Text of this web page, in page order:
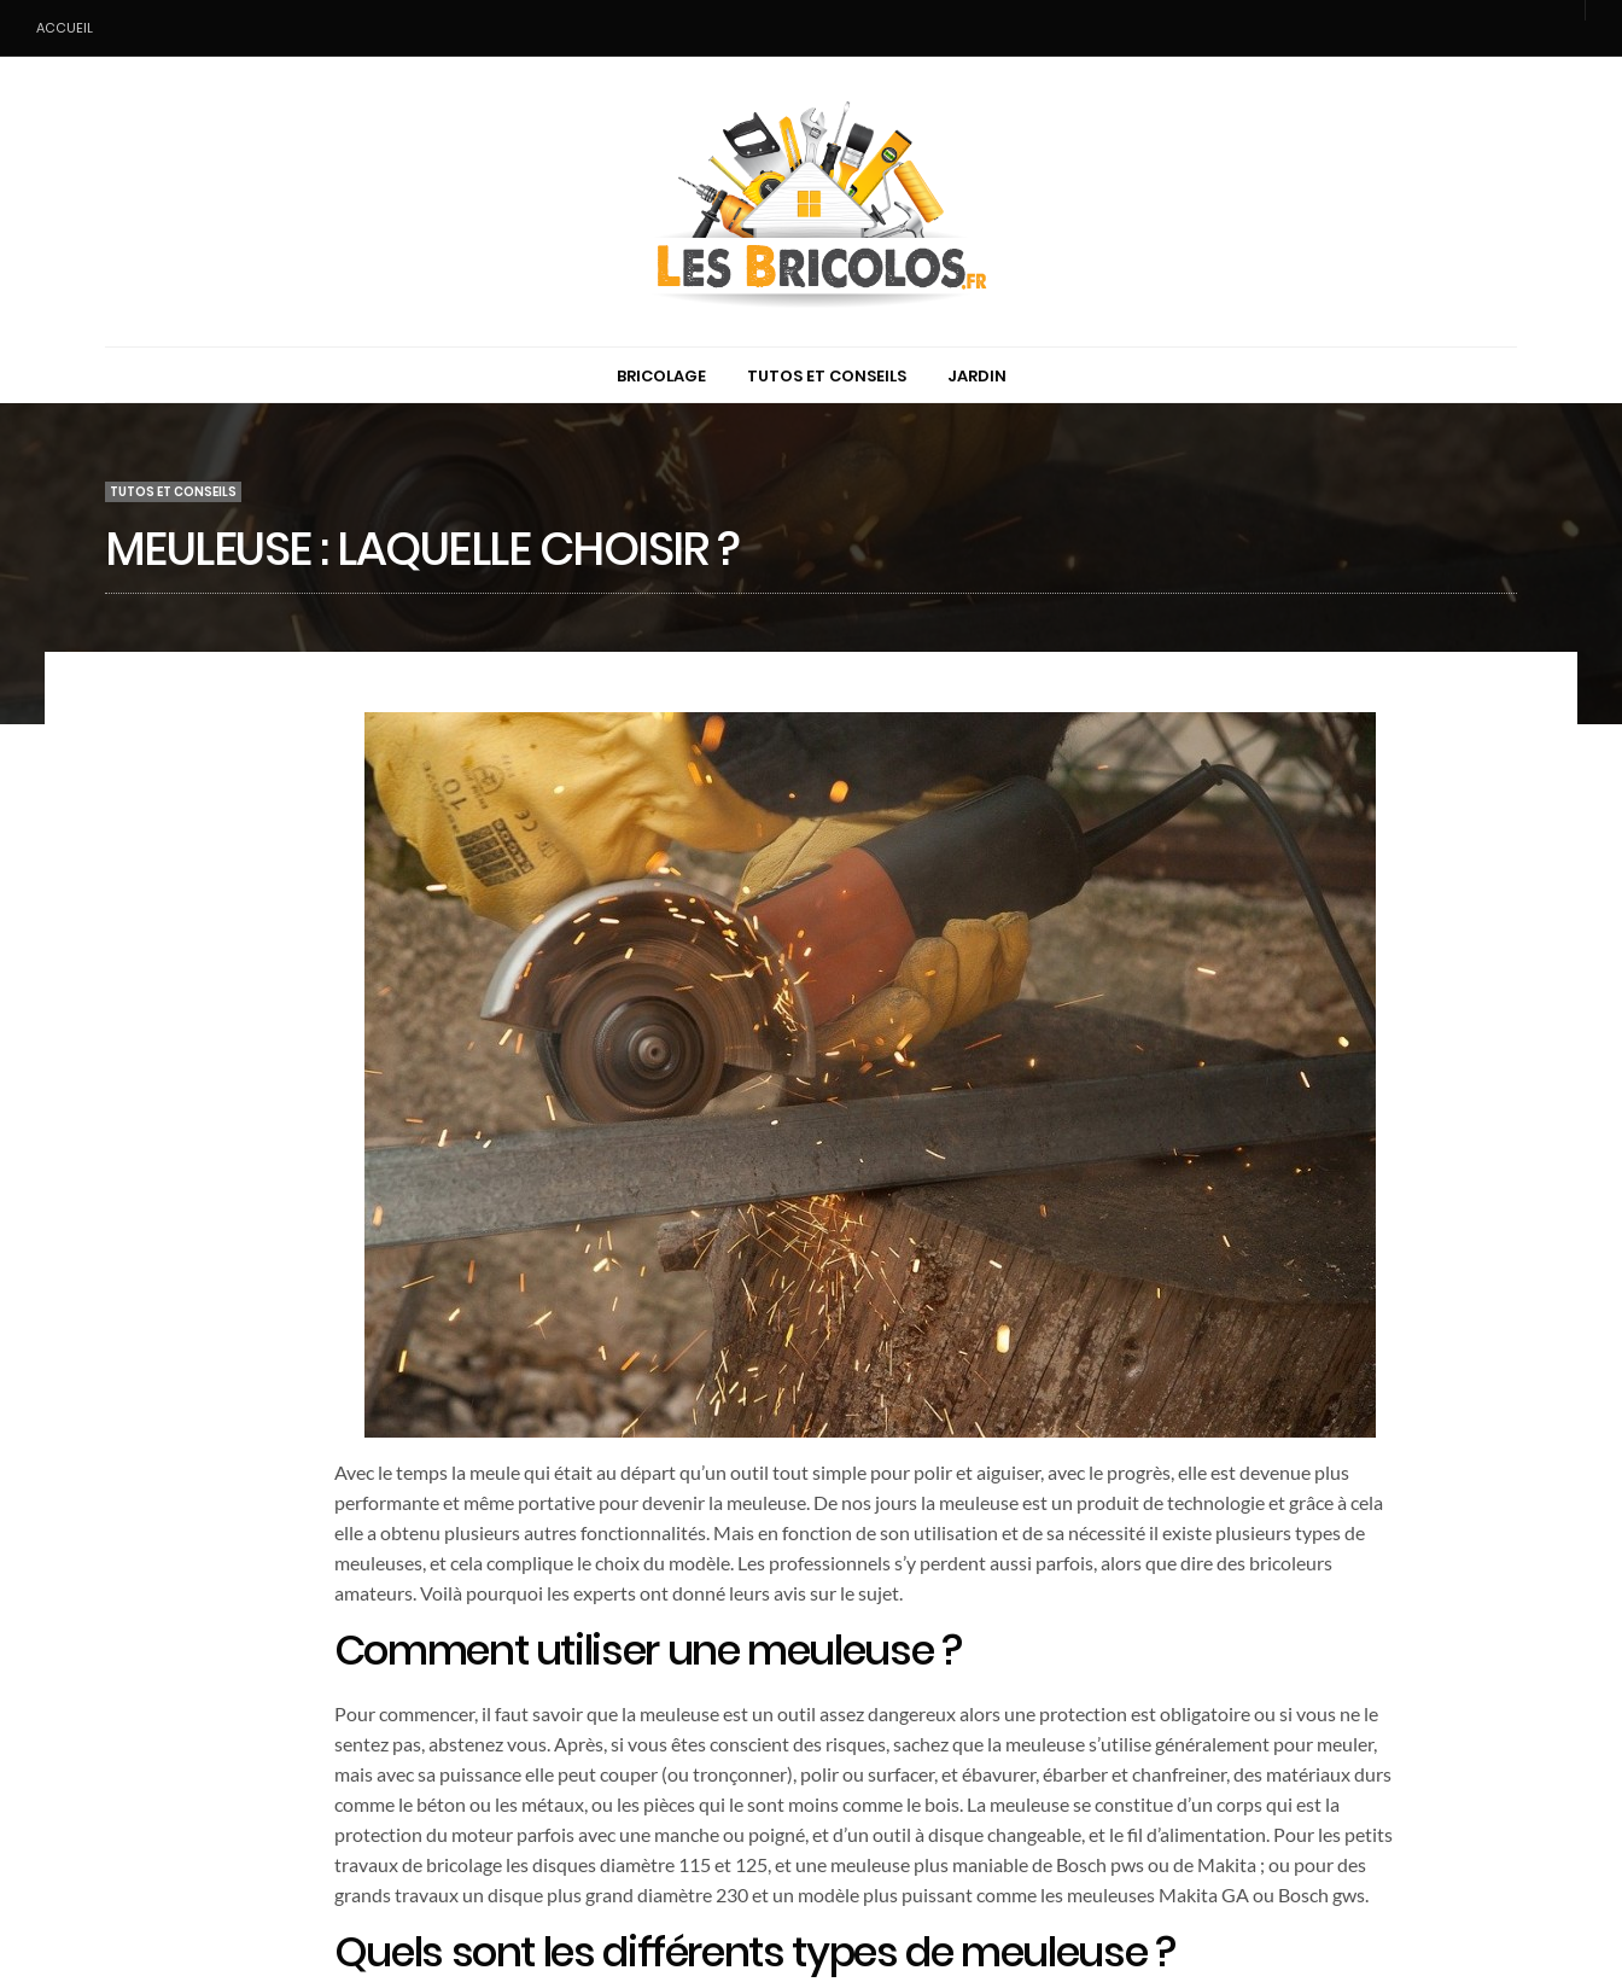
ACCUEIL
BRICOLAGE TUTOS ET CONSEILS JARDIN
TUTOS ET CONSEILS
MEULEUSE : LAQUELLE CHOISIR ?
Avec le temps la meule qui était au départ qu’un outil tout simple pour polir et aiguiser, avec le progrès, elle est devenue plus
performante et même portative pour devenir la meuleuse. De nos jours la meuleuse est un produit de technologie et grâce à cela
elle a obtenu plusieurs autres fonctionnalités. Mais en fonction de son utilisation et de sa nécessité il existe plusieurs types de
meuleuses, et cela complique le choix du modèle. Les professionnels s’y perdent aussi parfois, alors que dire des bricoleurs
amateurs. Voilà pourquoi les experts ont donné leurs avis sur le sujet.
Comment utiliser une meuleuse ?
Pour commencer, il faut savoir que la meuleuse est un outil assez dangereux alors une protection est obligatoire ou si vous ne le
sentez pas, abstenez vous. Après, si vous êtes conscient des risques, sachez que la meuleuse s’utilise généralement pour meuler,
mais avec sa puissance elle peut couper (ou tronçonner), polir ou surfacer, et ébavurer, ébarber et chanfreiner, des matériaux durs
comme le béton ou les métaux, ou les pièces qui le sont moins comme le bois. La meuleuse se constitue d’un corps qui est la
protection du moteur parfois avec une manche ou poigné, et d’un outil à disque changeable, et le fil d’alimentation. Pour les petits
travaux de bricolage les disques diamètre 115 et 125, et une meuleuse plus maniable de Bosch pws ou de Makita ; ou pour des
grands travaux un disque plus grand diamètre 230 et un modèle plus puissant comme les meuleuses Makita GA ou Bosch gws.
Quels sont les différents types de meuleuse ?